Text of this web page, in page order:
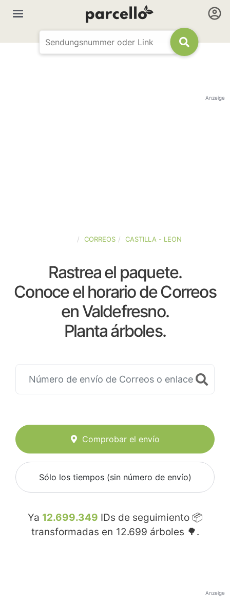
Anzeige
CORREOS CASTILLA - LEON
Rastrea el paquete.
Conoce el horario de Correos
en Valdefresno.
Planta árboles.
Comprobar el envío
Sólo los tiempos (sin número de envío)
Ya 12.699.349 IDs de seguimiento 📦
transformadas en 12.699 árboles 🌳.
Anzeige